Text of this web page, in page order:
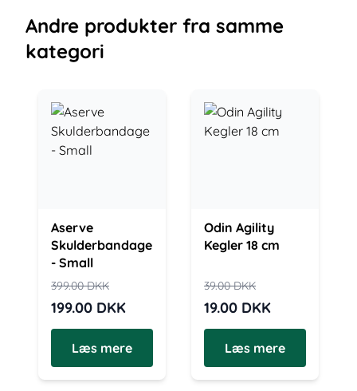
Andre produkter fra samme
kategori
Aserve
Skulderbandage
- Small
399.00DKK
199.00 DKK
Læs mere
Odin Agility
Kegler 18 cm
39.00DKK
19.00 DKK
Læs mere